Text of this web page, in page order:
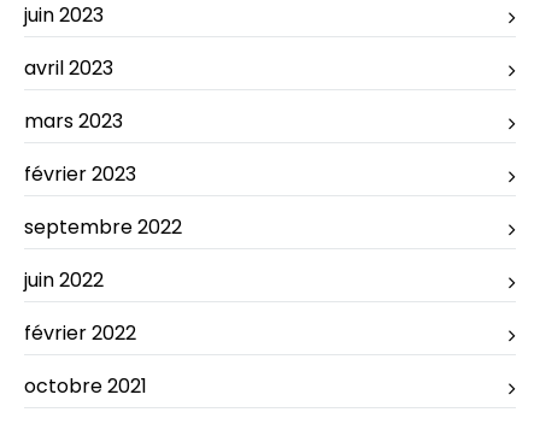
juin 2023
avril 2023
mars 2023
février 2023
septembre 2022
juin 2022
février 2022
octobre 2021